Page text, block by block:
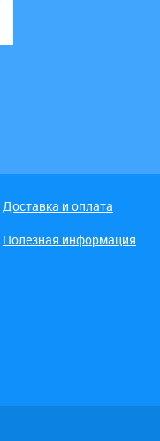
Доставка и оплата
Полезная информация